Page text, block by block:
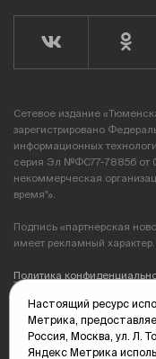
Сетевое издание
зарегистрировано
информационных
серия Эл №ФС77-78856 от
некоммерческая
время"».
Подпись «партнерская
имеет рекламный характер.
Политика
Редакция: 625035, Тюмень,
(3452) 68-89-05
edit@vsluh.ru
Настоящий ресурс
Метрика,
Россия, Москва, ул. Л.
Яндекс Метрика